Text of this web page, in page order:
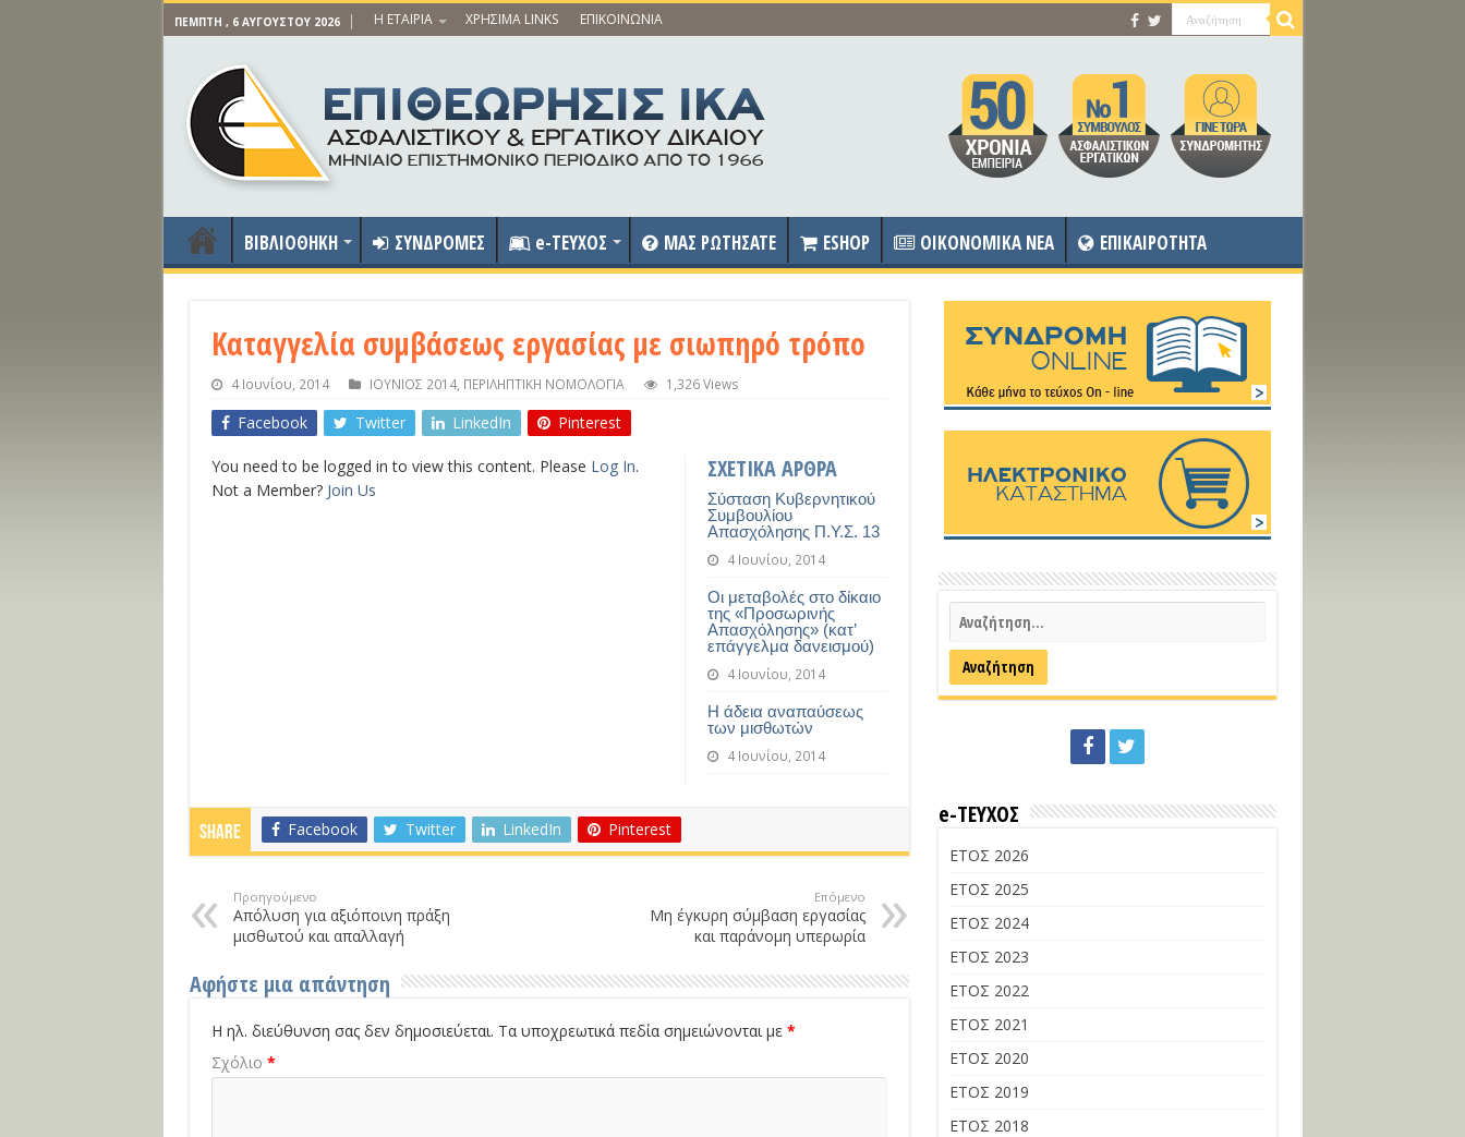
ΠΈΜΠΤΗ , 6 ΑΥΓΟΎΣΤΟΥ 2026 Η ΕΤΑΙΡΙΑ ΧΡΗΣΙΜΑ LINKS ΕΠΙΚΟΙΝΩΝΙΑ
ΒΙΒΛΙΟΘΗΚΗ ΣΥΝΔΡΟΜΕΣ e-ΤΕΥΧΟΣ ΜΑΣ ΡΩΤΗΣΑΤΕ ESHOP OIKONOMIKA NEA ΕΠΙΚΑΙΡΟΤΗΤΑ
Καταγγελία συμβάσεως εργασίας με σιωπηρό τρόπο
4 Ιουνίου, 2014 ΙΟΥΝΙΟΣ 2014, ΠΕΡΙΛΗΠΤΙΚΗ ΝΟΜΟΛΟΓΙΑ 1,326 Views
Facebook Twitter LinkedIn Pinterest
ΣΧΕΤΙΚΑ ΑΡΘΡΑ
Σύσταση Κυβερνητικού
Συμβουλίου
Απασχόλησης Π.Υ.Σ. 13
4 Ιουνίου, 2014
Οι μεταβολές στο δίκαιο
της «Προσωρινής
Απασχόλησης» (κατ’
επάγγελμα δανεισμού)
4 Ιουνίου, 2014
Η άδεια αναπαύσεως
των μισθωτών
4 Ιουνίου, 2014
You need to be logged in to view this content. Please Log In.
Not a Member? Join Us
Share Facebook Twitter LinkedIn Pinterest
Προηγούμενο
Απόλυση για αξιόποινη πράξη
μισθωτού και απαλλαγή
Επόμενο
Μη έγκυρη σύμβαση εργασίας
και παράνομη υπερωρία
Αφήστε μια απάντηση
Η ηλ. διεύθυνση σας δεν δημοσιεύεται. Τα υποχρεωτικά πεδία σημειώνονται με *
Σχόλιο *
e-ΤΕΥΧΟΣ
ΕΤΟΣ 2026
ΕΤΟΣ 2025
ΕΤΟΣ 2024
ΕΤΟΣ 2023
ΕΤΟΣ 2022
ΕΤΟΣ 2021
ΕΤΟΣ 2020
ΕΤΟΣ 2019
ΕΤΟΣ 2018